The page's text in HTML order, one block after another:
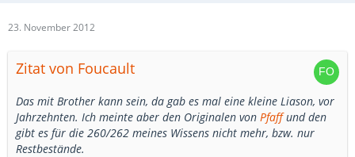
23. November 2012
Zitat von Foucault
Das mit Brother kann sein, da gab es mal eine kleine Liason, vor
Jahrzehnten. Ich meinte aber den Originalen von Pfaffund den
gibt es für die 260/262 meines Wissens nicht mehr, bzw. nur
Restbestände.